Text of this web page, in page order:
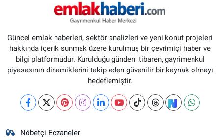
Güncel emlak haberleri, sektör analizleri ve yeni konut projeleri
hakkında içerik sunmak üzere kurulmuş bir çevrimiçi haber ve
bilgi platformudur. Kurulduğu günden itibaren, gayrimenkul
piyasasının dinamiklerini takip eden güvenilir bir kaynak olmayı
hedeflemiştir.
Nöbetçi Eczaneler